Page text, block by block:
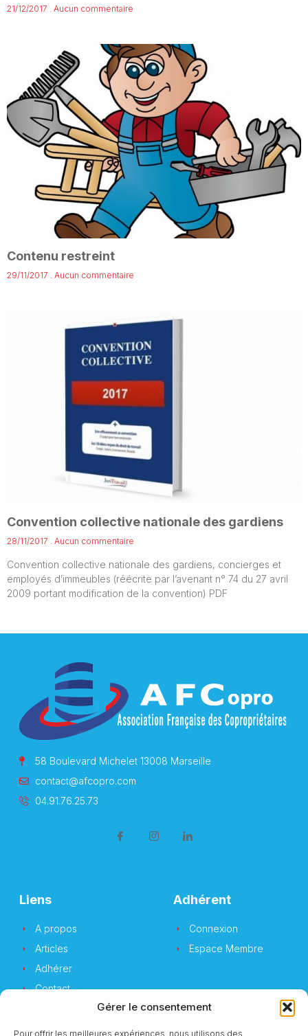
Gérer le consentement
Pour offrir les meilleures expériences, nous utilisons des
21/12/2017 Aucun commentaire
Contenu restreint
29/11/2017 Aucun commentaire
Convention collective nationale des gardiens
28/11/2017 Aucun commentaire
Convention collective nationale des gardiens, concierges et
employés d’immeubles (réécrite par l’avenant n° 74 du 27 avril
2009 portant modification de la convention) PDF
58 Boulevard Michelet 13008 Marseille
contact@afcopro.com
04.91.76.25.73
Liens
A propos
Articles
Adhérer
Contact
Adhérent
Connexion
Espace Membre